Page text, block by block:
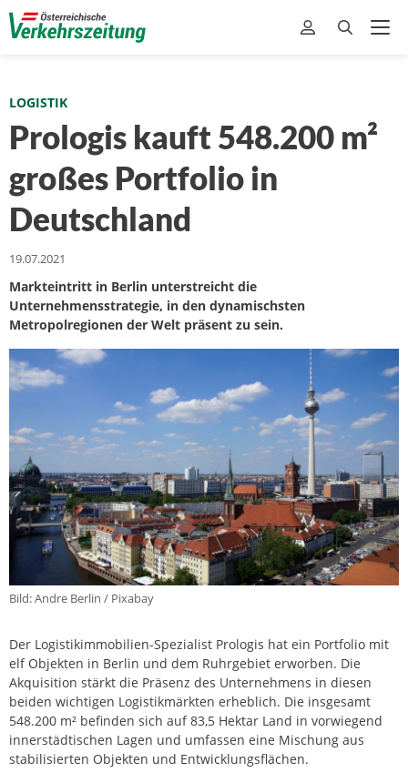
LOGISTIK
Prologis kauft 548.200 m²
großes Portfolio in
Deutschland
19.07.2021
Markteintritt in Berlin unterstreicht die
Unternehmensstrategie, in den dynamischsten
Metropolregionen der Welt präsent zu sein.
Bild: Andre Berlin / Pixabay
Der Logistikimmobilien-Spezialist Prologis hat ein Portfolio mit
elf Objekten in Berlin und dem Ruhrgebiet erworben. Die
Akquisition stärkt die Präsenz des Unternehmens in diesen
beiden wichtigen Logistikmärkten erheblich. Die insgesamt
548.200 m² befinden sich auf 83,5 Hektar Land in vorwiegend
innerstädtischen Lagen und umfassen eine Mischung aus
stabilisierten Objekten und Entwicklungsflächen.